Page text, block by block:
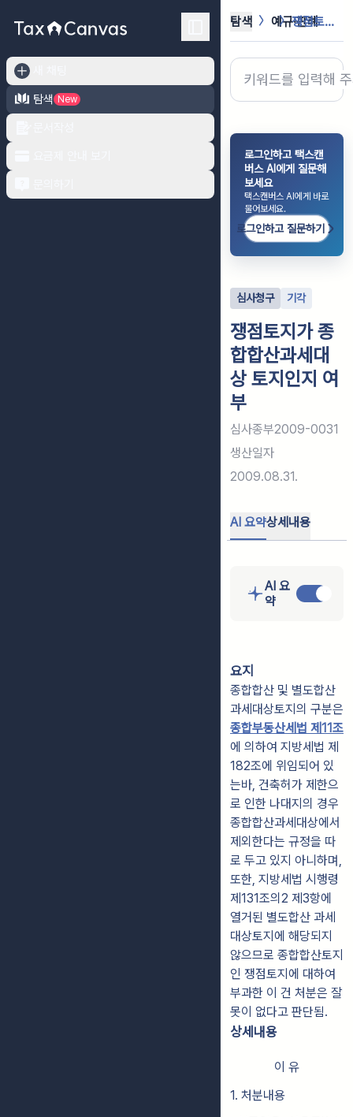
탐색
New
탐색 예규·판례 쟁점토지가 종합합산과세대상 토지인지 ...
로그인하고 택스캔
버스 AI에게 질문해
보세요
택스캔버스 AI에게 바로
물어보세요.
로그인하고 질문하기
심사청구 기각
쟁점토지가 종
합합산과세대
상 토지인지 여
부
심사종부2009-0031
생산일자
2009.08.31.
AI 요약상세내용
AI 요
약
요지
종합합산 및 별도합산
과세대상토지의 구분은
종합부동산세법 제11조
에 의하여 지방세법 제
182조에 위임되어 있
는바, 건축허가 제한으
로 인한 나대지의 경우
종합합산과세대상에서
제외한다는 규정을 따
로 두고 있지 아니하며,
또한, 지방세법 시행령
제131조의2 제3항에
열거된 별도합산 과세
대상토지에 해당되지
않으므로 종합합산토지
인 쟁점토지에 대하여
부과한 이 건 처분은 잘
못이 없다고 판단됨.
상세내용
이 유
1. 처분내용